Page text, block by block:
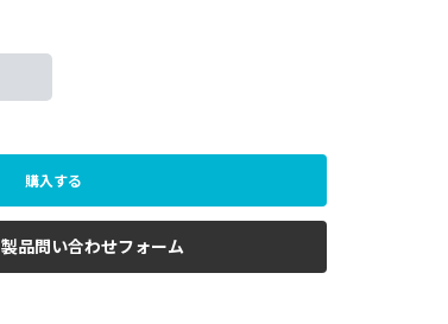
購入する
製品問い合わせフォーム